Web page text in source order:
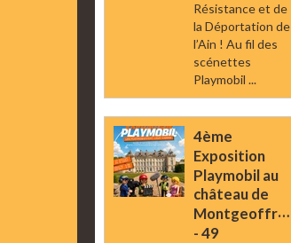
Résistance et de
la Déportation de
l’Ain ! Au fil des
scénettes
Playmobil ...
4ème
Exposition
Playmobil au
château de
Montgeoffroy
- 49